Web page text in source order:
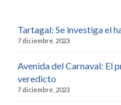
Tartagal: Se investiga el
7 diciembre, 2023
Avenida del Carnaval: El
veredicto
7 diciembre, 2023